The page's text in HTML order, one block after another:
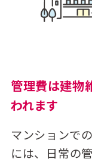
管理費は建物
われます
マンションで
には、日常の